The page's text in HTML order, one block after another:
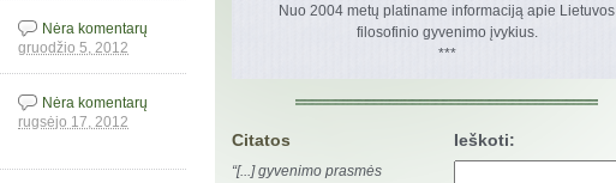
gruodžio 5, 2012
Nėra komentarų
rugsėjo 17, 2012
Nėra komentarų
Nuo 2004 metų platiname informaciją apie Lietuvos
filosofinio gyvenimo įvykius.
***
Citatos
“[...] gyvenimo prasmės
Ieškoti: